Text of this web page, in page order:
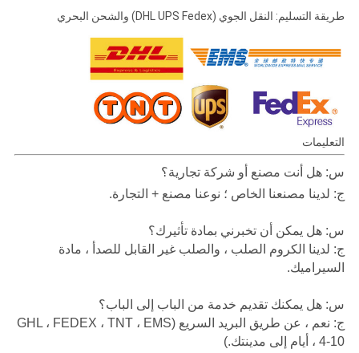
طريقة التسليم: النقل الجوي (DHL UPS Fedex) والشحن البحري
التعليمات
س: هل أنت مصنع أو شركة تجارية؟
ج: لدينا مصنعنا الخاص ؛ نوعنا مصنع + التجارة.
س: هل يمكن أن تخبرني بمادة تأثيرك؟
ج: لدينا الكروم الصلب ، والصلب غير القابل للصدأ ، مادة
السيراميك.
س: هل يمكنك تقديم خدمة من الباب إلى الباب؟
ج: نعم ، عن طريق البريد السريع (GHL ، FEDEX ، TNT ، EMS
، 4-10 أيام إلى مدينتك.)